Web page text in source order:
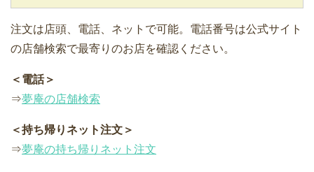
注文は店頭、電話、ネットで可能。電話番号は公式サイト
の店舗検索で最寄りのお店を確認ください。
＜電話＞
⇒夢庵の店舗検索
＜持ち帰りネット注文＞
⇒夢庵の持ち帰りネット注文